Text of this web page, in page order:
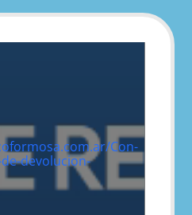
Con-
devolucion-